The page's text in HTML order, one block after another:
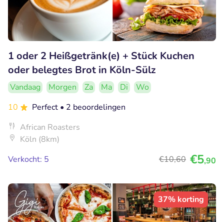
1 oder 2 Heißgetränk(e) + Stück Kuchen
oder belegtes Brot in Köln-Sülz
Vandaag Morgen Za Ma Di
Wo
10
Perfect • 2 beoordelingen
African Roasters
Köln (8km)
Verkocht: 5
€10,60 €5,90
37% korting